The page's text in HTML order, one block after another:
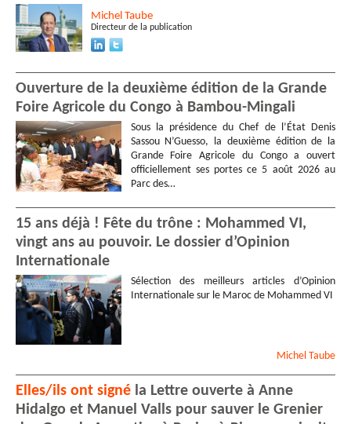
Michel Taube
Directeur de la publication
Ouverture de la deuxième édition de la Grande
Foire Agricole du Congo à Bambou-Mingali
Sous la présidence du Chef de l’État Denis
Sassou N’Guesso, la deuxième édition de la
Grande Foire Agricole du Congo a ouvert
officiellement ses portes ce 5 août 2026 au
Parc des…
15 ans déjà ! Fête du trône : Mohammed VI,
vingt ans au pouvoir. Le dossier d’Opinion
Internationale
Sélection des meilleurs articles d’Opinion
Internationale sur le Maroc de Mohammed VI
Michel Taube
Elles/ils ont signé la Lettre ouverte à Anne
Hidalgo et Manuel Valls pour sauver le Grenier